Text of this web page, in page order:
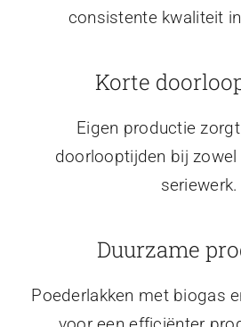
consistente kwaliteit
Korte
Eigen productie
doorlooptijden bij
seriewerk.
Duurzame
Poederlakken met biogas